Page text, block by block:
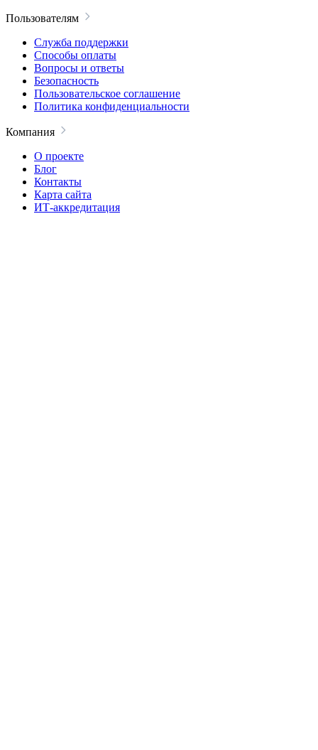
Пользователям
Служба поддержки
Способы оплаты
Вопросы и ответы
Безопасность
Пользовательское соглашение
Политика конфиденциальности
Компания
О проекте
Блог
Контакты
Карта сайта
ИТ-аккредитация